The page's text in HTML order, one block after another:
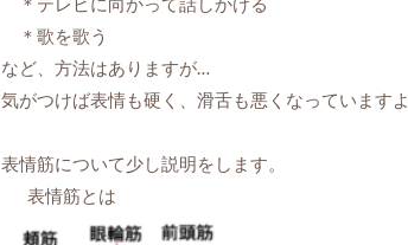
＊歌を歌う
など、方法はありますが…
気がつけば表情も硬く、滑舌も悪くなっていますよ
表情筋について少し説明をします。
表情筋とは